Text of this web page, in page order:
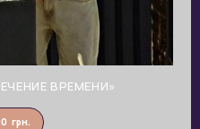
ВРЕМЕНИ»
грн.